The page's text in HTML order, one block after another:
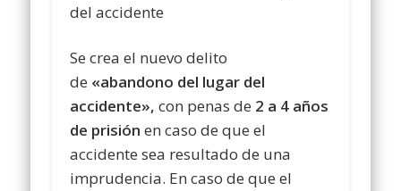
del accidente
Se crea el nuevo delito
de «abandono del lugar del
accidente», con penas de 2 a 4 años
de prisión en caso de que el
accidente sea resultado de una
imprudencia. En caso de que el